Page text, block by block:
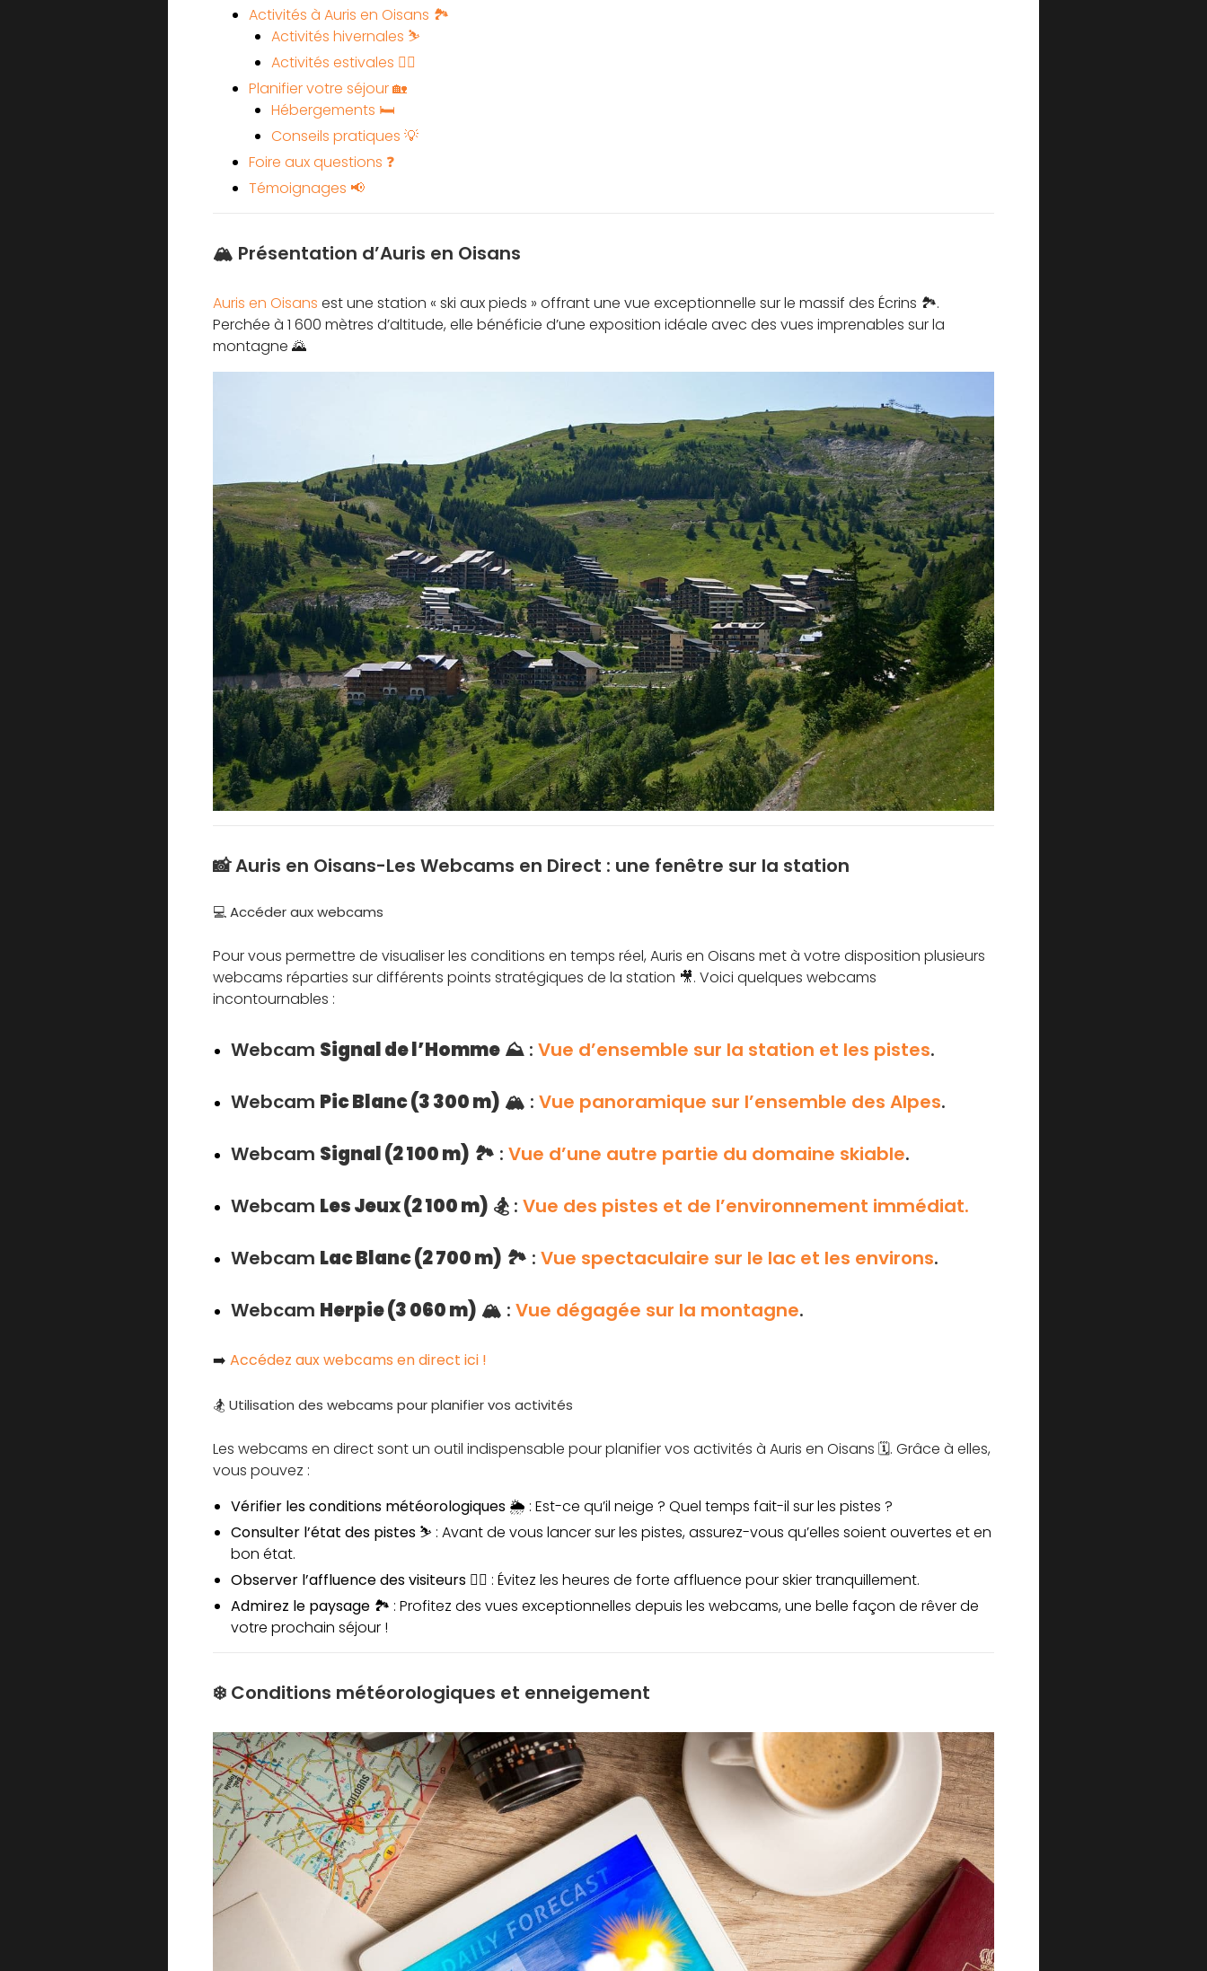
Activités à Auris en Oisans 🏞️
Activités hivernales ⛷️
Activités estivales 🚴‍♂️
Planifier votre séjour 🏡
Hébergements 🛏️
Conseils pratiques 💡
Foire aux questions ❓
Témoignages 📢
🏔️ Présentation d’Auris en Oisans
Auris en Oisans est une station « ski aux pieds » offrant une vue exceptionnelle sur le massif des Écrins 🏞️.
Perchée à 1 600 mètres d’altitude, elle bénéficie d’une exposition idéale avec des vues imprenables sur la
montagne 🌄
📸 Auris en Oisans-Les Webcams en Direct : une fenêtre sur la station
💻 Accéder aux webcams
Pour vous permettre de visualiser les conditions en temps réel, Auris en Oisans met à votre disposition plusieurs
webcams réparties sur différents points stratégiques de la station 🎥. Voici quelques webcams
incontournables :
Webcam Signal de l’Homme ⛰️ : Vue d’ensemble sur la station et les pistes.
Webcam Pic Blanc (3 300 m) 🏔️ : Vue panoramique sur l’ensemble des Alpes.
Webcam Signal (2 100 m) 🏞️ : Vue d’une autre partie du domaine skiable.
Webcam Les Jeux (2 100 m) 🏂 : Vue des pistes et de l’environnement immédiat.
Webcam Lac Blanc (2 700 m) 🏞️ : Vue spectaculaire sur le lac et les environs.
Webcam Herpie (3 060 m) 🏔️ : Vue dégagée sur la montagne.
➡️ Accédez aux webcams en direct ici !
🏂 Utilisation des webcams pour planifier vos activités
Les webcams en direct sont un outil indispensable pour planifier vos activités à Auris en Oisans 🗓️. Grâce à elles,
vous pouvez :
Vérifier les conditions météorologiques 🌦️ : Est-ce qu’il neige ? Quel temps fait-il sur les pistes ?
Consulter l’état des pistes ⛷️ : Avant de vous lancer sur les pistes, assurez-vous qu’elles soient ouvertes et en
bon état.
Observer l’affluence des visiteurs 🚶‍♂️ : Évitez les heures de forte affluence pour skier tranquillement.
Admirez le paysage 🏞️ : Profitez des vues exceptionnelles depuis les webcams, une belle façon de rêver de
votre prochain séjour !
❄️ Conditions météorologiques et enneigement